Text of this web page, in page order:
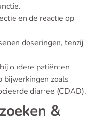
en de reactie op
doseringen, tenzij
oudere patiënten
bijwerkingen zoals
diarree (CDAD).
&